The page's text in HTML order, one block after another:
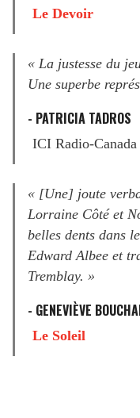
Le Devoir
« La justesse du
Une superbe
- PATRICIA TADROS
ICI Radio-
« [Une] joute
Lorraine Côté et
belles dents dans
Edward Albee et
Tremblay. »
- GENEVIÈVE
Le Soleil